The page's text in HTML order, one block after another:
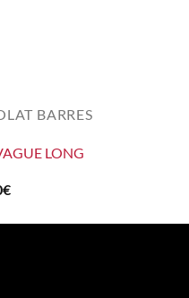
BARRES
LONG
€